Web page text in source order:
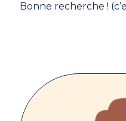
Bonne recherche !